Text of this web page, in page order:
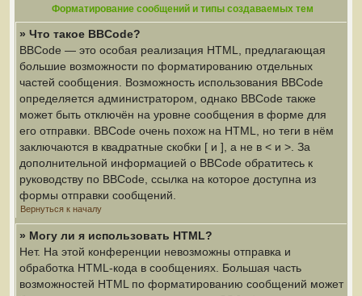
Форматирование сообщений и типы создаваемых тем
» Что такое BBCode?
BBCode — это особая реализация HTML, предлагающая
большие возможности по форматированию отдельных
частей сообщения. Возможность использования BBCode
определяется администратором, однако BBCode также
может быть отключён на уровне сообщения в форме для
его отправки. BBCode очень похож на HTML, но теги в нём
заключаются в квадратные скобки [ и ], а не в < и >. За
дополнительной информацией о BBCode обратитесь к
руководству по BBCode, ссылка на которое доступна из
формы отправки сообщений.
Вернуться к началу
» Могу ли я использовать HTML?
Нет. На этой конференции невозможны отправка и
обработка HTML-кода в сообщениях. Большая часть
возможностей HTML по форматированию сообщений может